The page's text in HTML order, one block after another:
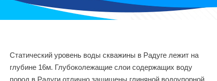
Статический уровень воды скважины в Радуге лежит на
глубине 16м. Глубоколежащие слои содержащих воду
пород в Радуги отлично защищены глиняной водоупорной